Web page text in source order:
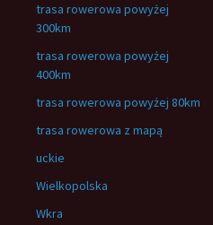
trasa rowerowa powyżej
300km
trasa rowerowa powyżej
400km
trasa rowerowa powyżej 80km
trasa rowerowa z mapą
uckie
Wielkopolska
Wkra